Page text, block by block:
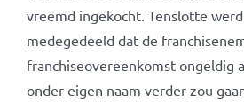
vreemd ingekocht. Tenslotte
medegedeeld dat de
franchiseovereenkomst ongeldig
onder eigen naam verder zou